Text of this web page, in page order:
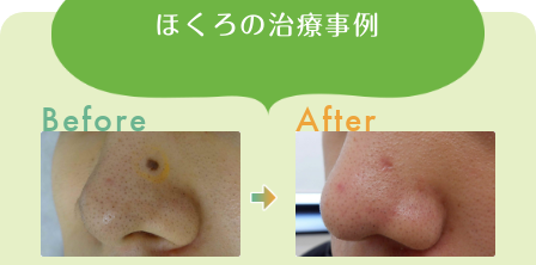
ほくろの治療事例